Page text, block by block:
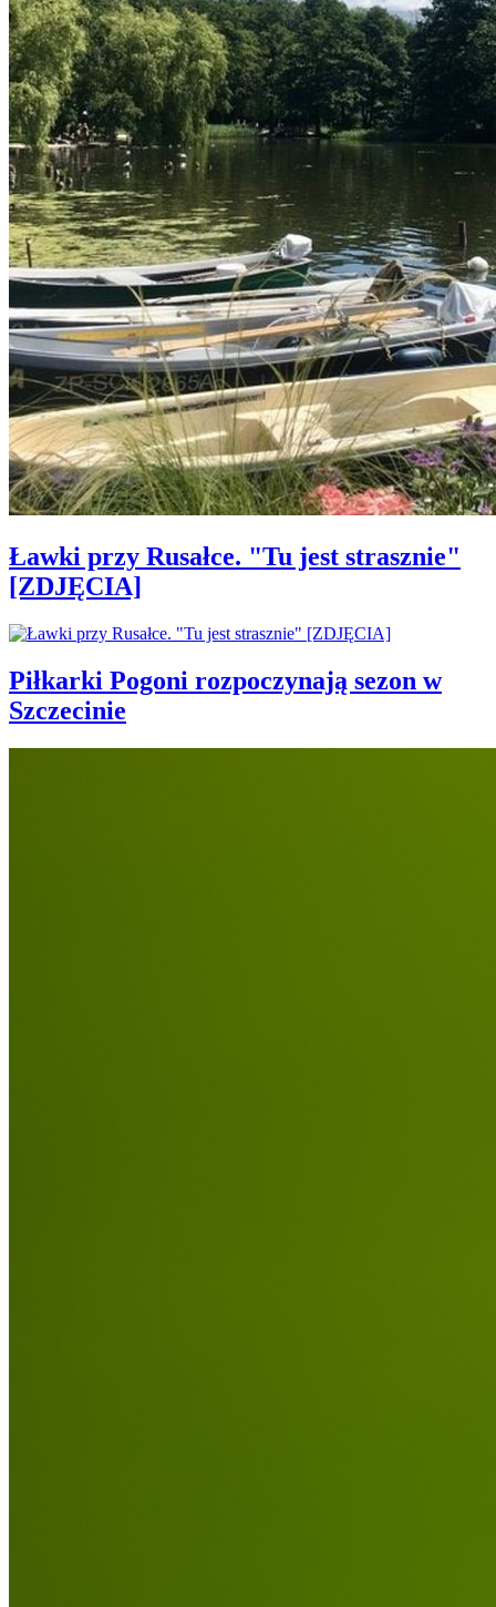
Ławki przy Rusałce. "Tu jest strasznie"
[ZDJĘCIA]
Piłkarki Pogoni rozpoczynają sezon w
Szczecinie